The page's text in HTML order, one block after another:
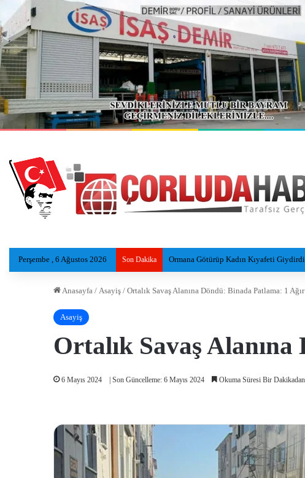
Perşembe , 6 Ağustos 2026 Son Dakika Seyir halindeki TIR, yangında hasar
Anasayfa / Asayiş / Ortalık Savaş Alanına Döndü: Binada Patlama: 1 Ağır
Asayiş
Ortalık Savaş
6 Mayıs 2024 | Son Güncelleme: 6 Mayıs 2024 Okuma Süresi Bir